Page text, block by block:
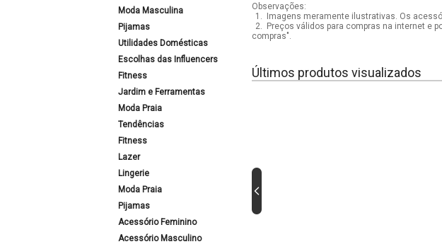
Moda Masculina
Pijamas
Utilidades Domésticas
Escolhas das Influencers
Fitness
Jardim e Ferramentas
Moda Praia
Tendências
Fitness
Lazer
Lingerie
Moda Praia
Pijamas
Acessório Feminino
Acessório Masculino
Observações:
1.
Imagens meramente ilustrativas. Os
2.
Preços válidos para compras na internet e
compras".
Últimos produtos visualizados